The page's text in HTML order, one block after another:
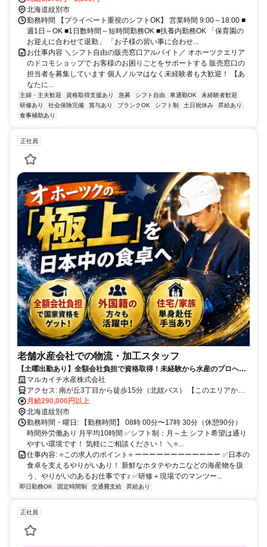
北海道紋別市
勤務時間 【プライベート重視のシフトOK】 営業時間 9:00～18:00 ■
週1日～OK ■1日数時間～短時間勤務OK ■扶養内勤務OK 「保育園の
お迎えに合わせて退勤」 「お子様の習い事に合わせ...
お仕事内容 ＼シフト自由の販売窓口アルバイト／ オホーツクエリア
のドコモショップで お客様のお困りごとをサポートする 販売窓口の
担当者を募集しています 個人ノルマはなく未経験者も大歓迎！ 【あ
なたに...
主婦・主夫歓迎 資格取得支援あり 急募 シフト自由 車通勤OK
未経験者歓迎
研修あり
社会保険完備 賞与あり ブランクOK シフト制 土日祝休み
昇給あり
食事補助あり
正社員
老舗水産会社での物流・加工スタッフ
【土曜出勤あり】全額会社負担で資格取得！未経験から水産のプロへ◎
創業50年の安定企業で、一生モノの技術を
マルカイチ水産株式会社
アクセス: 南が丘3丁目から徒歩15分（北紋バス） 【このエリアから
でも通勤できます】 北見市、旭川市
月給290,000円以上
北海道紋別市
勤務時間・曜日: 【勤務時間】 08時 00分〜17時 30分（休憩90分）
時間外労働あり 月平均10時間 ✅シフト制：月～土 シフト希望は通り
やすい環境です！ 気軽にご相談ください！ ＼⭐️...
仕事内容: ⭐️この求人のポイント⭐️ ーーーーーーーーーーーー ✅️日本の
食卓を支えるやりがいあり！ 新鮮なホタテやカニなどの海産物を扱
う、やりがいのあるお仕事です♪ ✅️研修＋現場でのマンツー...
即日勤務OK 固定時間制 交通費支給 昇給あり
正社員